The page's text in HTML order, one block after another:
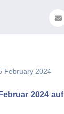
February 2024
2024 auf